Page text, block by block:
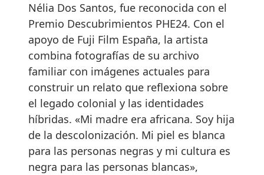
Nélia Dos Santos, fue reconocida con el
Premio Descubrimientos PHE24. Con el
apoyo de Fuji Film España, la artista
combina fotografías de su archivo
familiar con imágenes actuales para
construir un relato que reflexiona sobre
el legado colonial y las identidades
híbridas. «Mi madre era africana. Soy hija
de la descolonización. Mi piel es blanca
para las personas negras y mi cultura es
negra para las personas blancas»,